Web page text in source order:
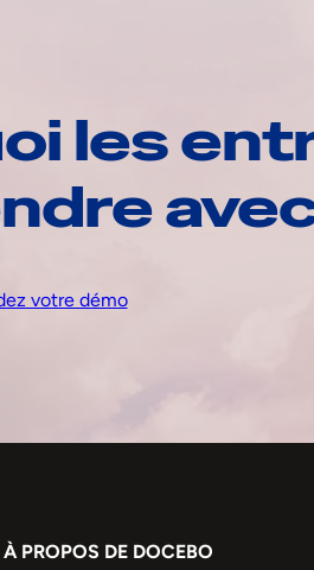
les
votre démo
PROPOS DE DOCEBO